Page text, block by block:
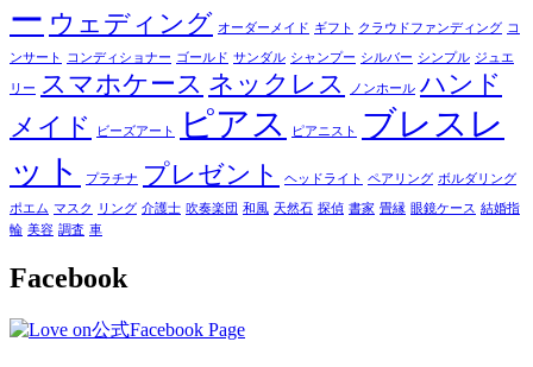
ー ウェディング オーダーメイド ギフト クラウドファンディング コ
ンサート コンディショナー ゴールド サンダル シャンプー シルバー シンプル ジュエ
リー スマホケース ネックレス ノンホール ハンド
メイド
ビーズアート ピアス ピアニスト
ブレスレ
ット
プラチナ プレゼント ヘッドライト ペアリング ボルダリング
ポエム マスク リング 介護士 吹奏楽団 和風 天然石 探偵 書家 畳縁 眼鏡ケース 結婚指
輪 美容 調査 車
Facebook